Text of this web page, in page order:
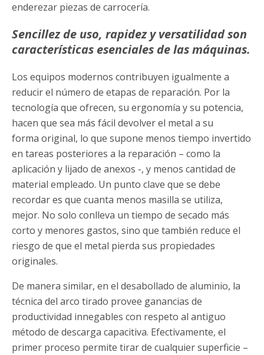
enderezar piezas de carrocería.
Sencillez de uso, rapidez y versatilidad son
características esenciales de las máquinas.
Los equipos modernos contribuyen igualmente a
reducir el número de etapas de reparación. Por la
tecnología que ofrecen, su ergonomía y su potencia,
hacen que sea más fácil devolver el metal a su
forma original, lo que supone menos tiempo invertido
en tareas posteriores a la reparación – como la
aplicación y lijado de anexos -, y menos cantidad de
material empleado. Un punto clave que se debe
recordar es que cuanta menos masilla se utiliza,
mejor. No solo conlleva un tiempo de secado más
corto y menores gastos, sino que también reduce el
riesgo de que el metal pierda sus propiedades
originales.
De manera similar, en el desabollado de aluminio, la
técnica del arco tirado provee ganancias de
productividad innegables con respeto al antiguo
método de descarga capacitiva. Efectivamente, el
primer proceso permite tirar de cualquier superficie –